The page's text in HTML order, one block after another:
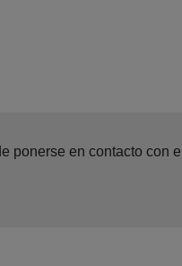
ponerse en contacto con el